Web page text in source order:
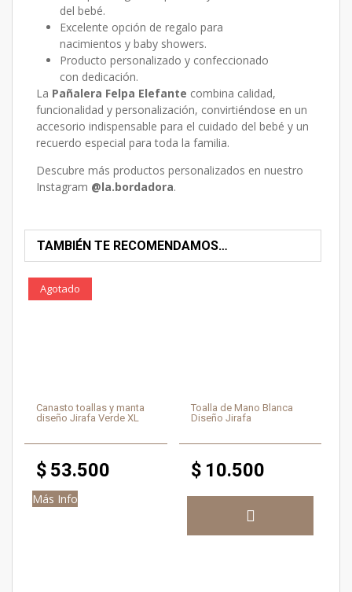
del bebé.
Excelente opción de regalo para
nacimientos y baby showers.
Producto personalizado y confeccionado
con dedicación.
La Pañalera Felpa Elefante combina calidad,
funcionalidad y personalización, convirtiéndose en un
accesorio indispensable para el cuidado del bebé y un
recuerdo especial para toda la familia.
Descubre más productos personalizados en nuestro
Instagram @la.bordadora.
TAMBIÉN TE RECOMENDAMOS…
Agotado
Canasto toallas y manta
diseño Jirafa Verde XL
$ 53.500
Más Info
Toalla de Mano Blanca
Diseño Jirafa
$ 10.500